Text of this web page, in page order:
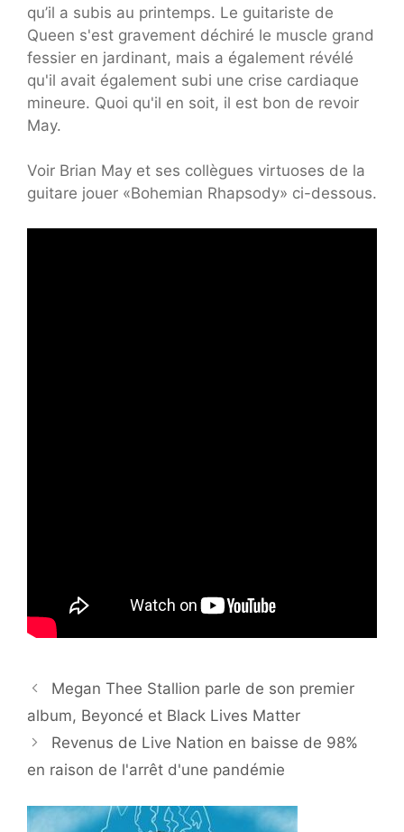
qu’il a subis au printemps. Le guitariste de
Queen s'est gravement déchiré le muscle grand
fessier en jardinant, mais a également révélé
qu'il avait également subi une crise cardiaque
mineure. Quoi qu'il en soit, il est bon de revoir
May.
Voir Brian May et ses collègues virtuoses de la
guitare jouer «Bohemian Rhapsody» ci-dessous.
Megan Thee Stallion parle de son premier
album, Beyoncé et Black Lives Matter
Revenus de Live Nation en baisse de 98%
en raison de l'arrêt d'une pandémie